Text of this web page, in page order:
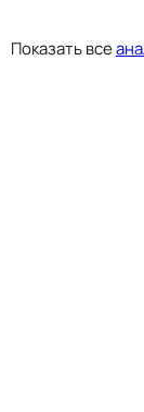
Показать все